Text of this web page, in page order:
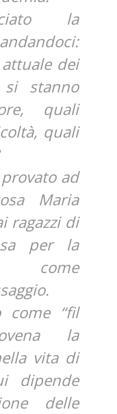
la
dei
si stanno
quali
quali
ad
Maria
ragazzi di
per la
come
come “fil
la
vita di
dipende
delle